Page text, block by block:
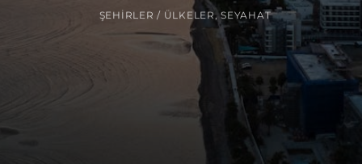
ŞEHIRLER / ÜLKELER,SEYAHAT